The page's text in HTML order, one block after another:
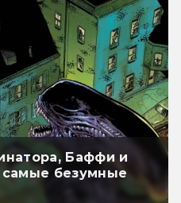
Баффи и
безумные